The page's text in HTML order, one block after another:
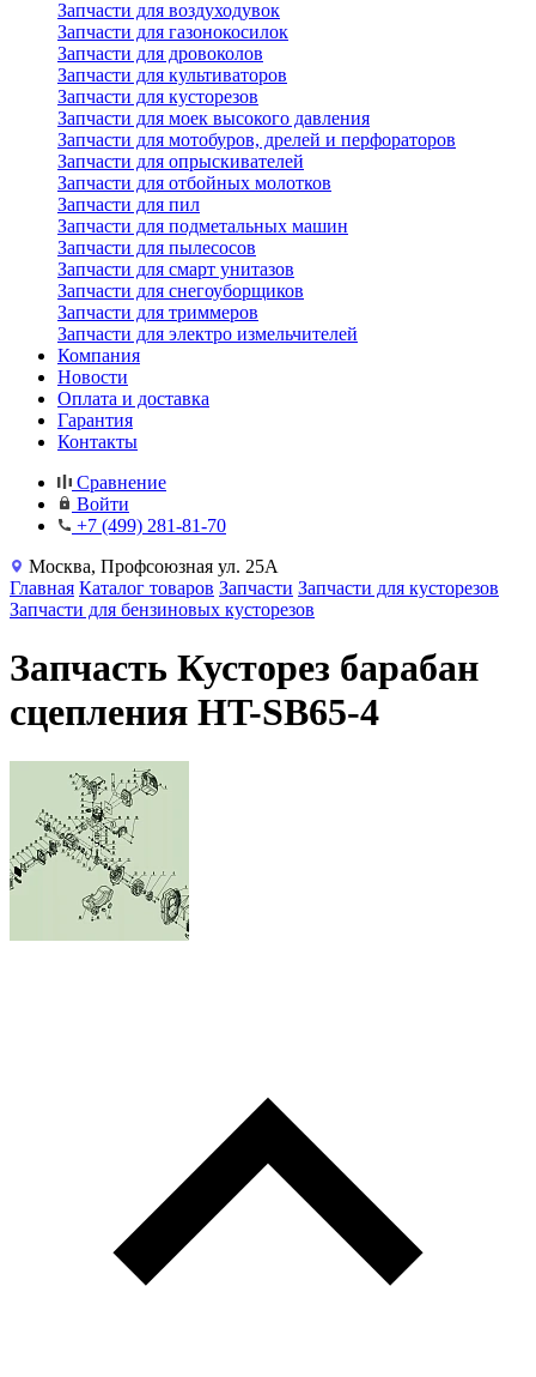
Запчасти для воздуходувок
Запчасти для газонокосилок
Запчасти для дровоколов
Запчасти для культиваторов
Запчасти для кусторезов
Запчасти для моек высокого давления
Запчасти для мотобуров, дрелей и перфораторов
Запчасти для опрыскивателей
Запчасти для отбойных молотков
Запчасти для пил
Запчасти для подметальных машин
Запчасти для пылесосов
Запчасти для смарт унитазов
Запчасти для снегоуборщиков
Запчасти для триммеров
Запчасти для электро измельчителей
Компания
Новости
Оплата и доставка
Гарантия
Контакты
Сравнение
Войти
+7 (499) 281-81-70
Москва, Профсоюзная ул. 25А
Главная Каталог товаров Запчасти Запчасти для кусторезов
Запчасти для бензиновых кусторезов
Запчасть Кусторез барабан
сцепления HT-SB65-4